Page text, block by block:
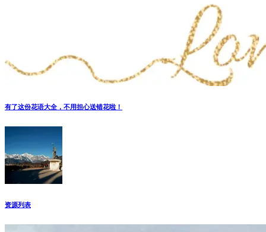
有了这份花语大全，不用担心送错花啦！
资源列表